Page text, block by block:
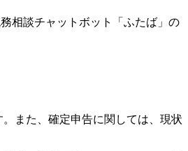
相談チャットボット「ふたば」の
また、確定申告に関しては、現状